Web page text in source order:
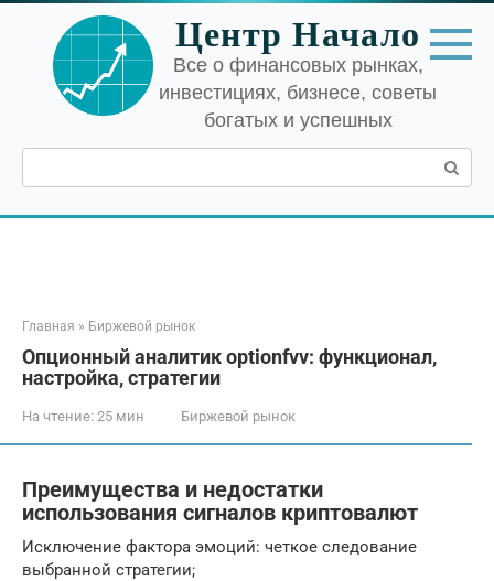
Перейти
контенту
Центр Начало
Все о финансовых рынках,
инвестициях, бизнесе, советы
богатых и успешных
Поиск:
Главная » Биржевой рынок
Опционный аналитик optionfvv: функционал,
настройка, стратегии
На чтение: 25 мин Биржевой рынок
Преимущества и недостатки
использования сигналов криптовалют
Исключение фактора эмоций: четкое следование
выбранной стратегии;